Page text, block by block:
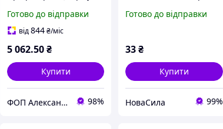
Готово до відправки
від844₴/міс
5 062.50₴
Купити
ФОП Александрова Ірина Анатоліївна 98%
Світла) ,,2101-3712010|
Готово до відправки
33₴
Купити
НоваСила 99%